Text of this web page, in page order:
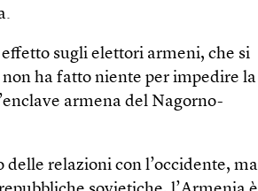
sugli elettori armeni, che si
ha fatto niente per impedire la
armena del Nagorno-
delle relazioni con l’occidente, ma